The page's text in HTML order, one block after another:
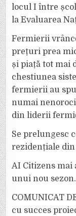
locul I între
la Evaluarea
Fermierii
prețuri prea
și piață tot mai
chestiunea
fermierii au
numai
din liderii
Se prelungesc
rezidențiale
AI Citizens mai
unui nou sezon.
COMUNICAT
cu succes